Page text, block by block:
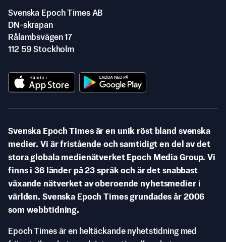
Svenska Epoch Times AB
DN-skrapan
Rålambsvägen 17
112 59 Stockholm
Svenska Epoch Times är en unik röst bland svenska
medier. Vi är fristående och samtidigt en del av det
stora globala medienätverket Epoch Media Group. Vi
finns i 36 länder på 23 språk och är det snabbast
växande nätverket av oberoende nyhetsmedier i
världen. Svenska Epoch Times grundades år 2006
som webbtidning.
Epoch Times är en heltäckande nyhetstidning med